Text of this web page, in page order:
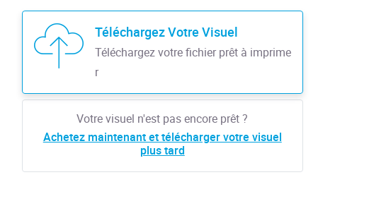
Téléchargez Votre Visuel
Téléchargez votre fichier prêt à imprime
r
Votre visuel n'est pas encore prêt ?
Achetez maintenant et télécharger votre visuel
plus tard